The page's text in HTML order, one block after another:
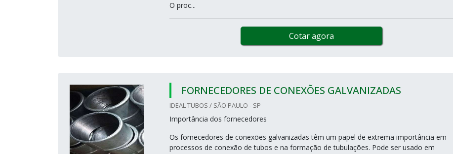
O proc...
Cotar agora
FORNECEDORES DE CONEXÕES GALVANIZADAS
IDEAL TUBOS / SÃO PAULO - SP
Importância dos fornecedores
Os fornecedores de conexões galvanizadas têm um papel de extrema importância em
processos de conexão de tubos e na formação de tubulações. Pode ser usado em